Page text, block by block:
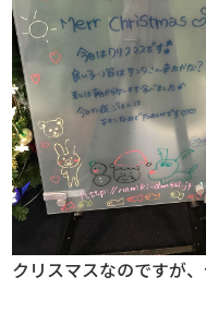
クリスマスなのですが